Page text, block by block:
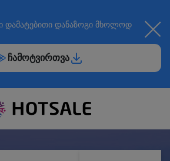
დამატებითი დანაზოგი მხოლოდ
ჩამოტვირთვა